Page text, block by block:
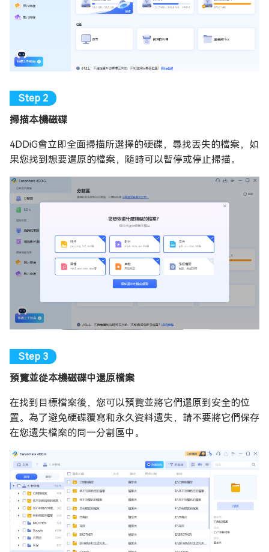
掃描本機磁碟
4DDiG會立即全面掃描所選擇的硬碟，尋找丟失的檔案，如
果您找到想要還原的檔案，隨時可以暫停或停止掃描。
預覽並從本機磁碟中還原檔案
在找到目標檔案後，您可以預覽並將它們還原到安全的位
置。為了避免硬碟覆寫和永久資料遺失，請不要將它們保存
在您遺失檔案的同一分割區中。